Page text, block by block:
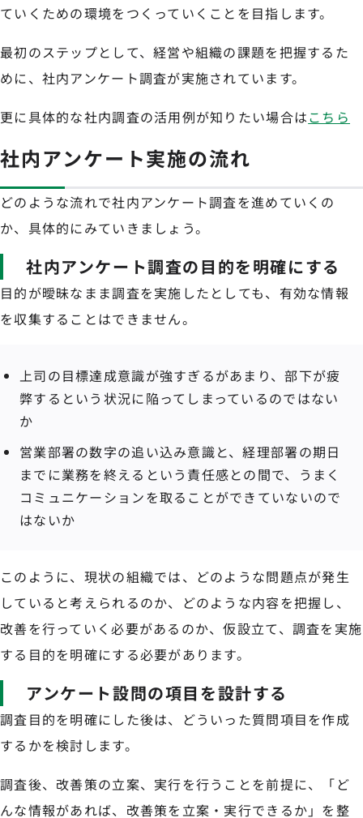
ていくための環境をつくっていくことを目指します。
最初のステップとして、経営や組織の課題を把握するた
めに、社内アンケート調査が実施されています。
更に具体的な社内調査の活用例が知りたい場合はこちら
社内アンケート実施の流れ
どのような流れで社内アンケート調査を進めていくの
か、具体的にみていきましょう。
社内アンケート調査の目的を明確にする
目的が曖昧なまま調査を実施したとしても、有効な情報
を収集することはできません。
上司の目標達成意識が強すぎるがあまり、部下が疲
弊するという状況に陥ってしまっているのではない
か
営業部署の数字の追い込み意識と、経理部署の期日
までに業務を終えるという責任感との間で、うまく
コミュニケーションを取ることができていないので
はないか
このように、現状の組織では、どのような問題点が発生
していると考えられるのか、どのような内容を把握し、
改善を行っていく必要があるのか、仮設立て、調査を実施
する目的を明確にする必要があります。
アンケート設問の項目を設計する
調査目的を明確にした後は、どういった質問項目を作成
するかを検討します。
調査後、改善策の立案、実行を行うことを前提に、「ど
んな情報があれば、改善策を立案・実行できるか」を整